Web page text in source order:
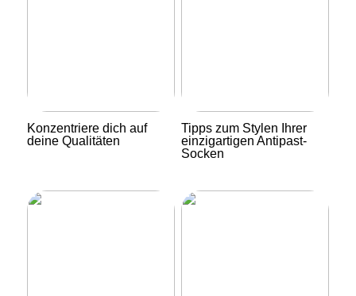
Konzentriere dich auf
deine Qualitäten
Tipps zum Stylen Ihrer
einzigartigen Antipast-
Socken